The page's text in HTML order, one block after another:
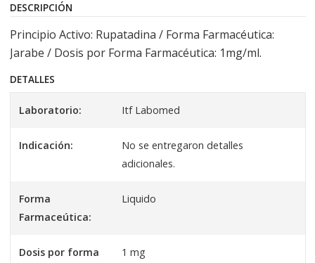
DESCRIPCIÓN
Principio Activo: Rupatadina / Forma Farmacéutica:
Jarabe / Dosis por Forma Farmacéutica: 1mg/ml.
DETALLES
Laboratorio: Itf Labomed
Indicación:
No se entregaron detalles
adicionales.
Forma
Farmaceútica:
Liquido
Dosis por forma
1 mg